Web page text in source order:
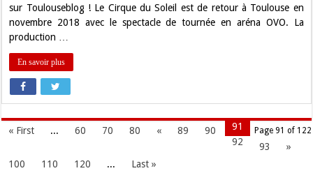
sur Toulouseblog ! Le Cirque du Soleil est de retour à Toulouse en
novembre 2018 avec le spectacle de tournée en aréna OVO. La
production …
En savoir plus
Page 91 of 122
« First ... 60 70 80 « 89 90
91
92
93
»
100
110 120 ... Last »